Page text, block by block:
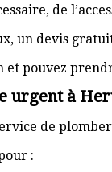
de
un devis
pouvez
urgent à
de
: